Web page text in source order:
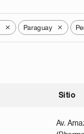
X Paraguay X
Sitio
Av.